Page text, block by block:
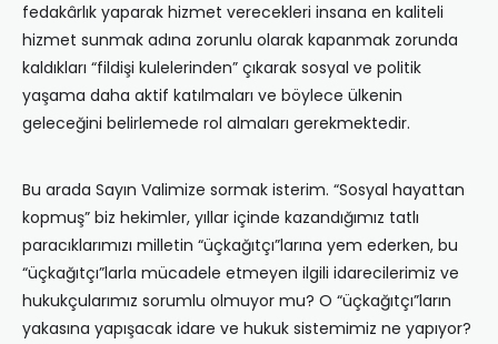
fedakârlık yaparak hizmet verecekleri insana en kaliteli
hizmet sunmak adına zorunlu olarak kapanmak zorunda
kaldıkları “fildişi kulelerinden” çıkarak sosyal ve politik
yaşama daha aktif katılmaları ve böylece ülkenin
geleceğini belirlemede rol almaları gerekmektedir.
Bu arada Sayın Valimize sormak isterim. “Sosyal hayattan
kopmuş” biz hekimler, yıllar içinde kazandığımız tatlı
paracıklarımızı milletin “üçkağıtçı”larına yem ederken, bu
“üçkağıtçı”larla mücadele etmeyen ilgili idarecilerimiz ve
hukukçularımız sorumlu olmuyor mu? O “üçkağıtçı”ların
yakasına yapışacak idare ve hukuk sistemimiz ne yapıyor?